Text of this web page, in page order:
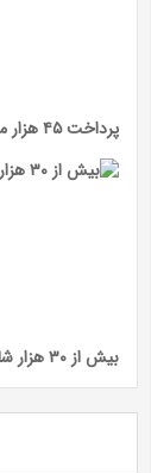
پرداخت ۴۵ هزار میلیارد ریال تسهیلات برای تامین...
بیش از ۳۰ هزار شاکی پرونده‌های «رمز ارز» در دادسرا